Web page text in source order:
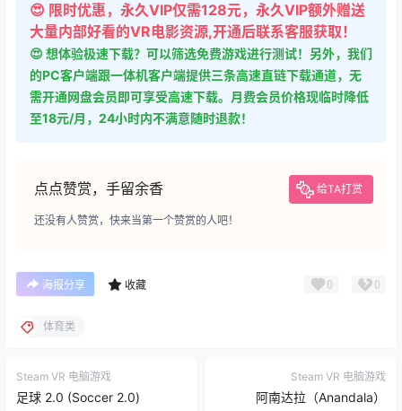
😍 限时优惠，永久VIP仅需128元，永久VIP额外赠送
大量内部好看的VR电影资源,开通后联系客服获取！
😍 想体验极速下载？可以筛选免费游戏进行测试！另外，我们
的PC客户端跟一体机客户端提供三条高速直链下载通道，无
需开通网盘会员即可享受高速下载。月费会员价格现临时降低
至18元/月，24小时内不满意随时退款！
点点赞赏，手留余香 给TA打赏
还没有人赞赏，快来当第一个赞赏的人吧！
海报分享 收藏 0 0
体育类
Steam VR 电脑游戏
足球 2.0 (Soccer 2.0)
Steam VR 电脑游戏
阿南达拉（Anandala）